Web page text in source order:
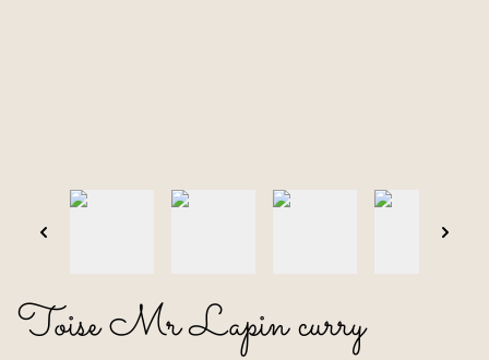
Toise Mr Lapin curry